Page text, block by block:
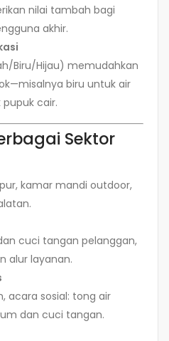
nilai tambah bagi
akhir.
Biru/Hijau) memudahkan
biru untuk air
cair.
Sektor
kamar mandi outdoor,
cuci tangan pelanggan,
alur layanan.
acara sosial: tong air
dan cuci tangan.